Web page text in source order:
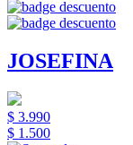
JOSEFINA
$ 3.990
$ 1.500